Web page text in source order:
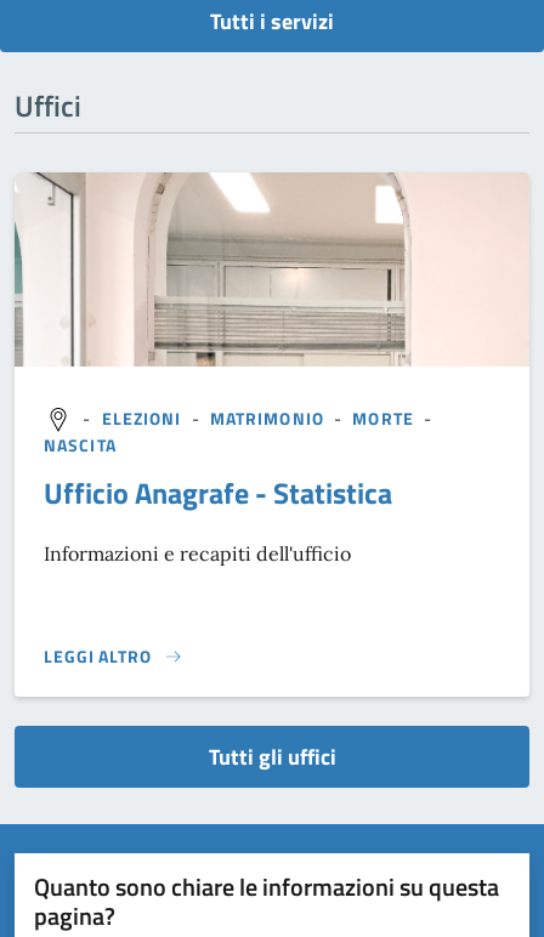
Tutti i servizi
Uffici
- ELEZIONI - MATRIMONIO - MORTE -
NASCITA
Ufficio Anagrafe - Statistica
Informazioni e recapiti dell'ufficio
LEGGI ALTRO
}
Tutti gli uffici
Quanto sono chiare le informazioni su questa
pagina?